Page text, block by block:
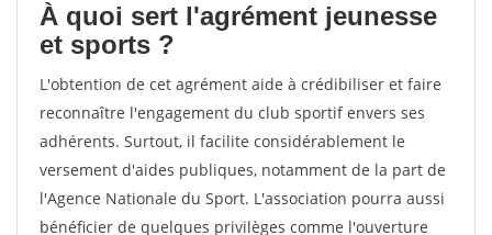
À quoi sert l'agrément jeunesse
et sports ?
L'obtention de cet agrément aide à crédibiliser et faire
reconnaître l'engagement du club sportif envers ses
adhérents. Surtout, il facilite considérablement le
versement d'aides publiques, notamment de la part de
l'Agence Nationale du Sport. L'association pourra aussi
bénéficier de quelques privilèges comme l'ouverture